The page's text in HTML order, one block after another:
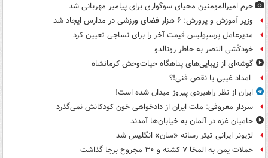
حرم امیرالمومنین محیای سوگواری برای پیامبر مهربانی شد
وزیر آموزش و پرورش: ۶ هزار فضای ورزشی در مدارس ایجاد شد
مدیرعامل پرسپولیس قیمت آخر را برای نساجی تعیین کرد
خودکُشی النصر به خاطر رونالدو
گوشه‌ای از زیبایی‌های پناهگاه‌ حیات‌وحش کرمانشاه
امداد غیبی یا نقص فنی!؟
ایران از نظر راهبردی پیروز میدان شده است!
سردار معروفی: ملت ایران از دادخواهی خون کودکانش نمی‌گذرد
حامیان غزه در آلمان به خیابان‌ها آمدند
لژیونر ایرانی تیتر رسانه «سان» انگلیس شد
حملات یمن به المخا ۷ کشته و ۳۰ مجروح برجا گذاشت